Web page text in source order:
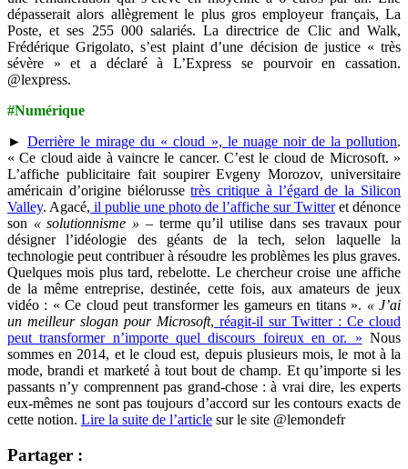
dépasserait alors allègrement le plus gros employeur français, La
Poste, et ses 255 000 salariés. La directrice de Clic and Walk,
Frédérique Grigolato, s’est plaint d’une décision de justice « très
sévère » et a déclaré à L’Express se pourvoir en cassation.
@lexpress.
#Numérique
►Derrière le mirage du « cloud », le nuage noir de la pollution.
« Ce cloud aide à vaincre le cancer. C’est le cloud de Microsoft. »
L’affiche publicitaire fait soupirer Evgeny Morozov, universitaire
américain d’origine biélorussetrès critique à l’égard de la Silicon
Valley. Agacé, il publie une photo de l’affiche sur Twitteret dénonce
son « solutionnisme » – terme qu’il utilise dans ses travaux pour
désigner l’idéologie des géants de la tech, selon laquelle la
technologie peut contribuer à résoudre les problèmes les plus graves.
Quelques mois plus tard, rebelotte. Le chercheur croise une affiche
de la même entreprise, destinée, cette fois, aux amateurs de jeux
vidéo : « Ce cloud peut transformer les gameurs en titans ». « J’ai
un meilleur slogan pour Microsoft, réagit-il sur Twitter : Ce cloud
peut transformer n’importe quel discours foireux en or. » Nous
sommes en 2014, et le cloud est, depuis plusieurs mois, le mot à la
mode, brandi et marketé à tout bout de champ. Et qu’importe si les
passants n’y comprennent pas grand-chose : à vrai dire, les experts
eux-mêmes ne sont pas toujours d’accord sur les contours exacts de
cette notion. Lire la suite de l’article sur le site @lemondefr
Partager :